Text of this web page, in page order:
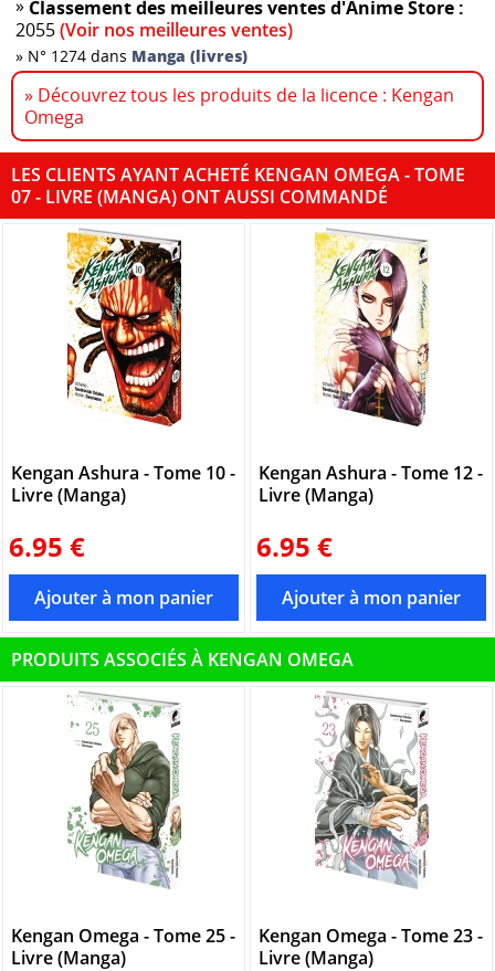
» Classement des meilleures ventes d'Anime Store :
2055(Voir nos meilleures ventes)
» N° 1274 dans Manga (livres)
» Découvrez tous les produits de la licence : Kengan
Omega
LES CLIENTS AYANT ACHETÉ KENGAN OMEGA - TOME
07 - LIVRE (MANGA) ONT AUSSI COMMANDÉ
Kengan Ashura - Tome 10 -
Livre (Manga)
6.95 €
Kengan Ashura - Tome 12 -
Livre (Manga)
6.95 €
PRODUITS ASSOCIÉS À KENGAN OMEGA
Kengan Omega - Tome 25 -
Livre (Manga)
Kengan Omega - Tome 23 -
Livre (Manga)